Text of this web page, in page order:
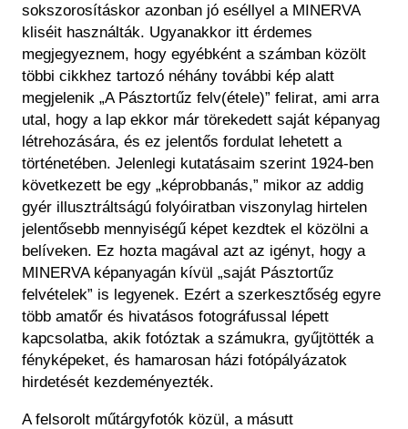
sokszorosításkor azonban jó eséllyel a MINERVA
kliséit használták. Ugyanakkor itt érdemes
megjegyeznem, hogy egyébként a számban közölt
többi cikkhez tartozó néhány további kép alatt
megjelenik „A Pásztortűz felv(étele)” felirat, ami arra
utal, hogy a lap ekkor már törekedett saját képanyag
létrehozására, és ez jelentős fordulat lehetett a
történetében. Jelenlegi kutatásaim szerint 1924-ben
következett be egy „képrobbanás,” mikor az addig
gyér illusztráltságú folyóiratban viszonylag hirtelen
jelentősebb mennyiségű képet kezdtek el közölni a
belíveken. Ez hozta magával azt az igényt, hogy a
MINERVA képanyagán kívül „saját Pásztortűz
felvételek” is legyenek. Ezért a szerkesztőség egyre
több amatőr és hivatásos fotográfussal lépett
kapcsolatba, akik fotóztak a számukra, gyűjtötték a
fényképeket, és hamarosan házi fotópályázatok
hirdetését kezdeményezték.
A felsorolt műtárgyfotók közül, a másutt